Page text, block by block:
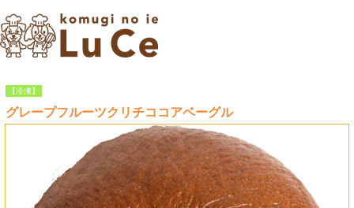
【冷凍】
グレープフルーツクリチココアベーグル